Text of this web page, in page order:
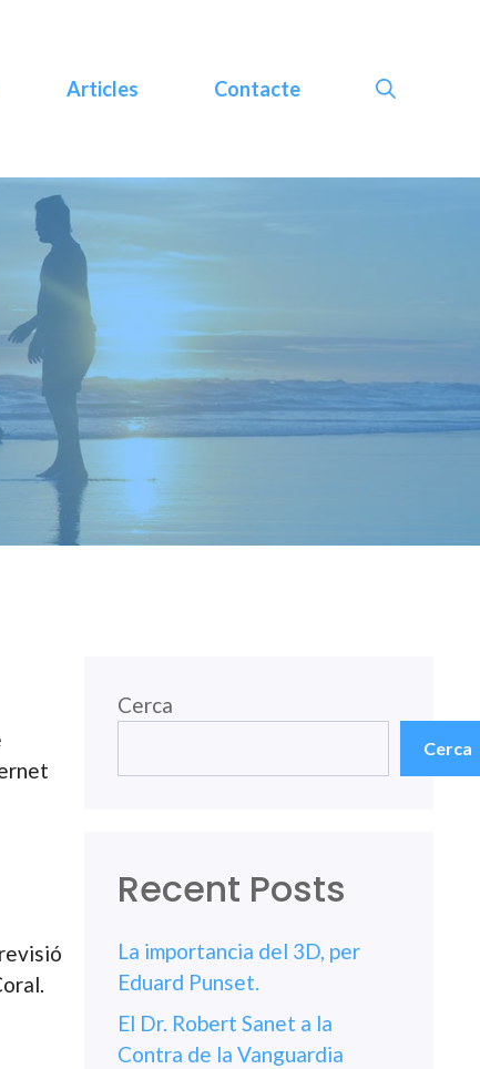
Articles Contacte
Cerca
Cerca
Recent Posts
La importancia del 3D, per
Eduard Punset.
El Dr. Robert Sanet a la
Contra de la Vanguardia